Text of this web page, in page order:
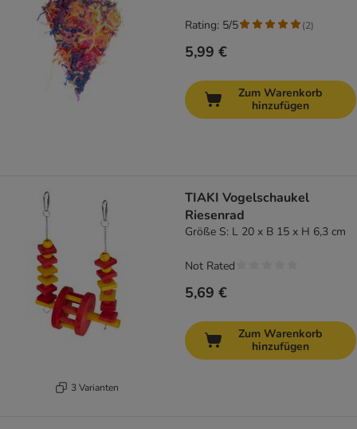
5,99 €
Rating: 5/5 (2)
Zum Warenkorb
hinzufügen
3 Varianten
TIAKI Vogelschaukel
Riesenrad
Größe S: L 20 x B 15 x H 6,3 cm
5,69 €
Not Rated
Zum Warenkorb
hinzufügen